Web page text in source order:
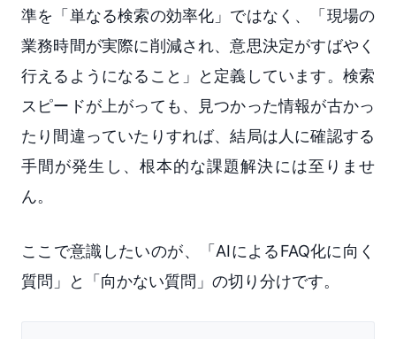
準を「単なる検索の効率化」ではなく、「現場の
業務時間が実際に削減され、意思決定がすばやく
行えるようになること」と定義しています。検索
スピードが上がっても、見つかった情報が古かっ
たり間違っていたりすれば、結局は人に確認する
手間が発生し、根本的な課題解決には至りませ
ん。
ここで意識したいのが、「AIによるFAQ化に向く
質問」と「向かない質問」の切り分けです。